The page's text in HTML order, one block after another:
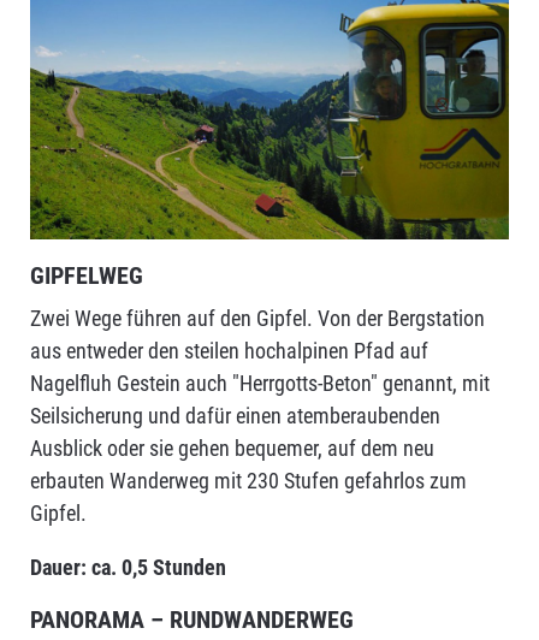
GIPFELWEG
Zwei Wege führen auf den Gipfel. Von der Bergstation
aus entweder den steilen hochalpinen Pfad auf
Nagelfluh Gestein auch "Herrgotts-Beton" genannt, mit
Seilsicherung und dafür einen atemberaubenden
Ausblick oder sie gehen bequemer, auf dem neu
erbauten Wanderweg mit 230 Stufen gefahrlos zum
Gipfel.
Dauer: ca. 0,5 Stunden
PANORAMA – RUNDWANDERWEG